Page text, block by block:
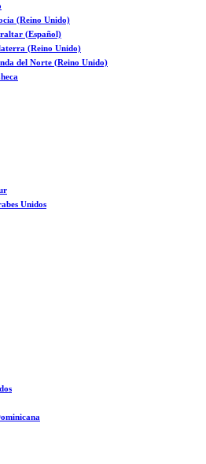
(Reino Unido)
(Español)
(Reino Unido)
del Norte (Reino Unido)
Unidos